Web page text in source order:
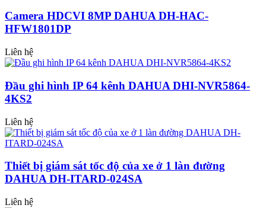
Camera HDCVI 8MP DAHUA DH-HAC-
HFW1801DP
Liên hệ
Đầu ghi hình IP 64 kênh DAHUA DHI-NVR5864-
4KS2
Liên hệ
Thiết bị giám sát tốc độ của xe ở 1 làn đường
DAHUA DH-ITARD-024SA
Liên hệ